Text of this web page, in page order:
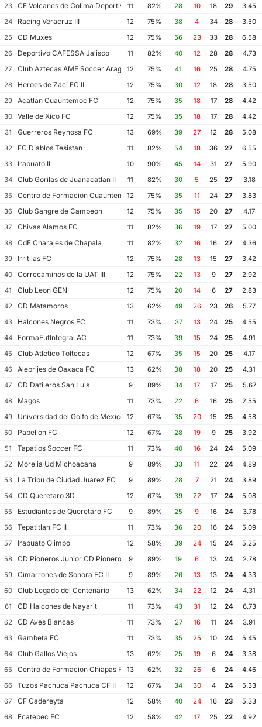
23
CF Volcanes de Colima Deportivo Tala
11 82% 28 10 18 29
3.45
24
Racing Veracruz III 12 75% 38 4 34 28
3.50
25
CD Muxes 12 75% 56 23 33 28
6.58
26
Deportivo CAFESSA Jalisco 11 82% 40 12 28 28
4.73
27
Club Aztecas AMF Soccer Aragon12 75% 41 16 25 28
4.75
28
Heroes de Zaci FC II 12 75% 30 12 18 28
3.50
29
Acatlan Cuauhtemoc FC 12 75% 35 18 17 28
4.42
30
Valle de Xico FC 12 75% 35 18 17 28
4.42
31
Guerreros Reynosa FC 13 69% 39 27 12 28
5.08
32
FC Diablos Tesistan 11 82% 54 18 36 27
6.55
33
Irapuato II 10 90% 45 14 31 27
5.90
34
Club Gorilas de Juanacatlan II 11 82% 30 5 25 27
3.18
35
Centro de Formacion Cuauhtemoc Blanco
12 75% 35 11 24 27
3.83
36
Club Sangre de Campeon 12 75% 35 15 20 27
4.17
37
Chivas Alamos FC 11 82% 36 19 17 27
5.00
38
CdF Charales de Chapala 11 82% 32 16 16 27
4.36
39
Irritilas FC 12 75% 28 13 15 27
3.42
40
Correcaminos de la UAT III 12 75% 22 13 9 27
2.92
41
Club Leon GEN 12 75% 20 14 6 27
2.83
42
CD Matamoros 13 62% 49 26 23 26
5.77
43
Halcones Negros FC 11 73% 37 13 24 25
4.55
44
FormaFutIntegral AC 11 73% 39 15 24 25
4.91
45
Club Atletico Toltecas 12 67% 35 15 20 25
4.17
46
Alebrijes de Oaxaca FC 13 62% 38 18 20 25
4.31
47
CD Datileros San Luis 9 89% 34 17 17 25
5.67
48
Magos 11 73% 22 6 16 25
2.55
49
Universidad del Golfo de Mexico FC
12 67% 35 20 15 25
4.58
50
Pabellon FC 12 67% 28 19 9 25
3.92
51
Tapatios Soccer FC 11 73% 40 16 24 24
5.09
52
Morelia Ud Michoacana 9 89% 33 11 22 24
4.89
53
La Tribu de Ciudad Juarez FC 9 89% 28 7 21 24
3.89
54
CD Queretaro 3D 12 67% 39 22 17 24
5.08
55
Estudiantes de Queretaro FC 9 89% 25 9 16 24
3.78
56
Tepatitlan FC II 11 73% 36 20 16 24
5.09
57
Irapuato Olimpo 12 58% 39 24 15 24
5.25
58
CD Pioneros Junior CD Pioneros de Cancun II
9 89% 19 6 13 24
2.78
59
Cimarrones de Sonora FC II 9 89% 26 13 13 24
4.33
60
Club Legado del Centenario 13 62% 34 22 12 24
4.31
61
CD Halcones de Nayarit 11 73% 43 31 12 24
6.73
62
CD Aves Blancas 11 73% 27 16 11 24
3.91
63
Gambeta FC 11 73% 35 25 10 24
5.45
64
Club Gallos Viejos 13 62% 25 19 6 24
3.38
65
Centro de Formacion Chiapas Futbol
13 62% 32 26 6 24
4.46
66
Tuzos Pachuca Pachuca CF II 12 67% 34 30 4 24
5.33
67
CF Cadereyta 12 58% 40 24 16 23
5.33
68
Ecatepec FC 12 58% 42 17 25 22
4.92